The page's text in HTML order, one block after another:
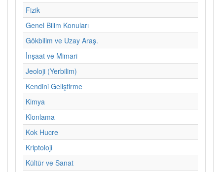
Fizik
Genel Bilim Konuları
Gökbilim ve Uzay Araş.
İnşaat ve Mimari
Jeoloji (Yerbilim)
Kendini Geliştirme
Kimya
Klonlama
Kok Hucre
Kriptoloji
Kültür ve Sanat